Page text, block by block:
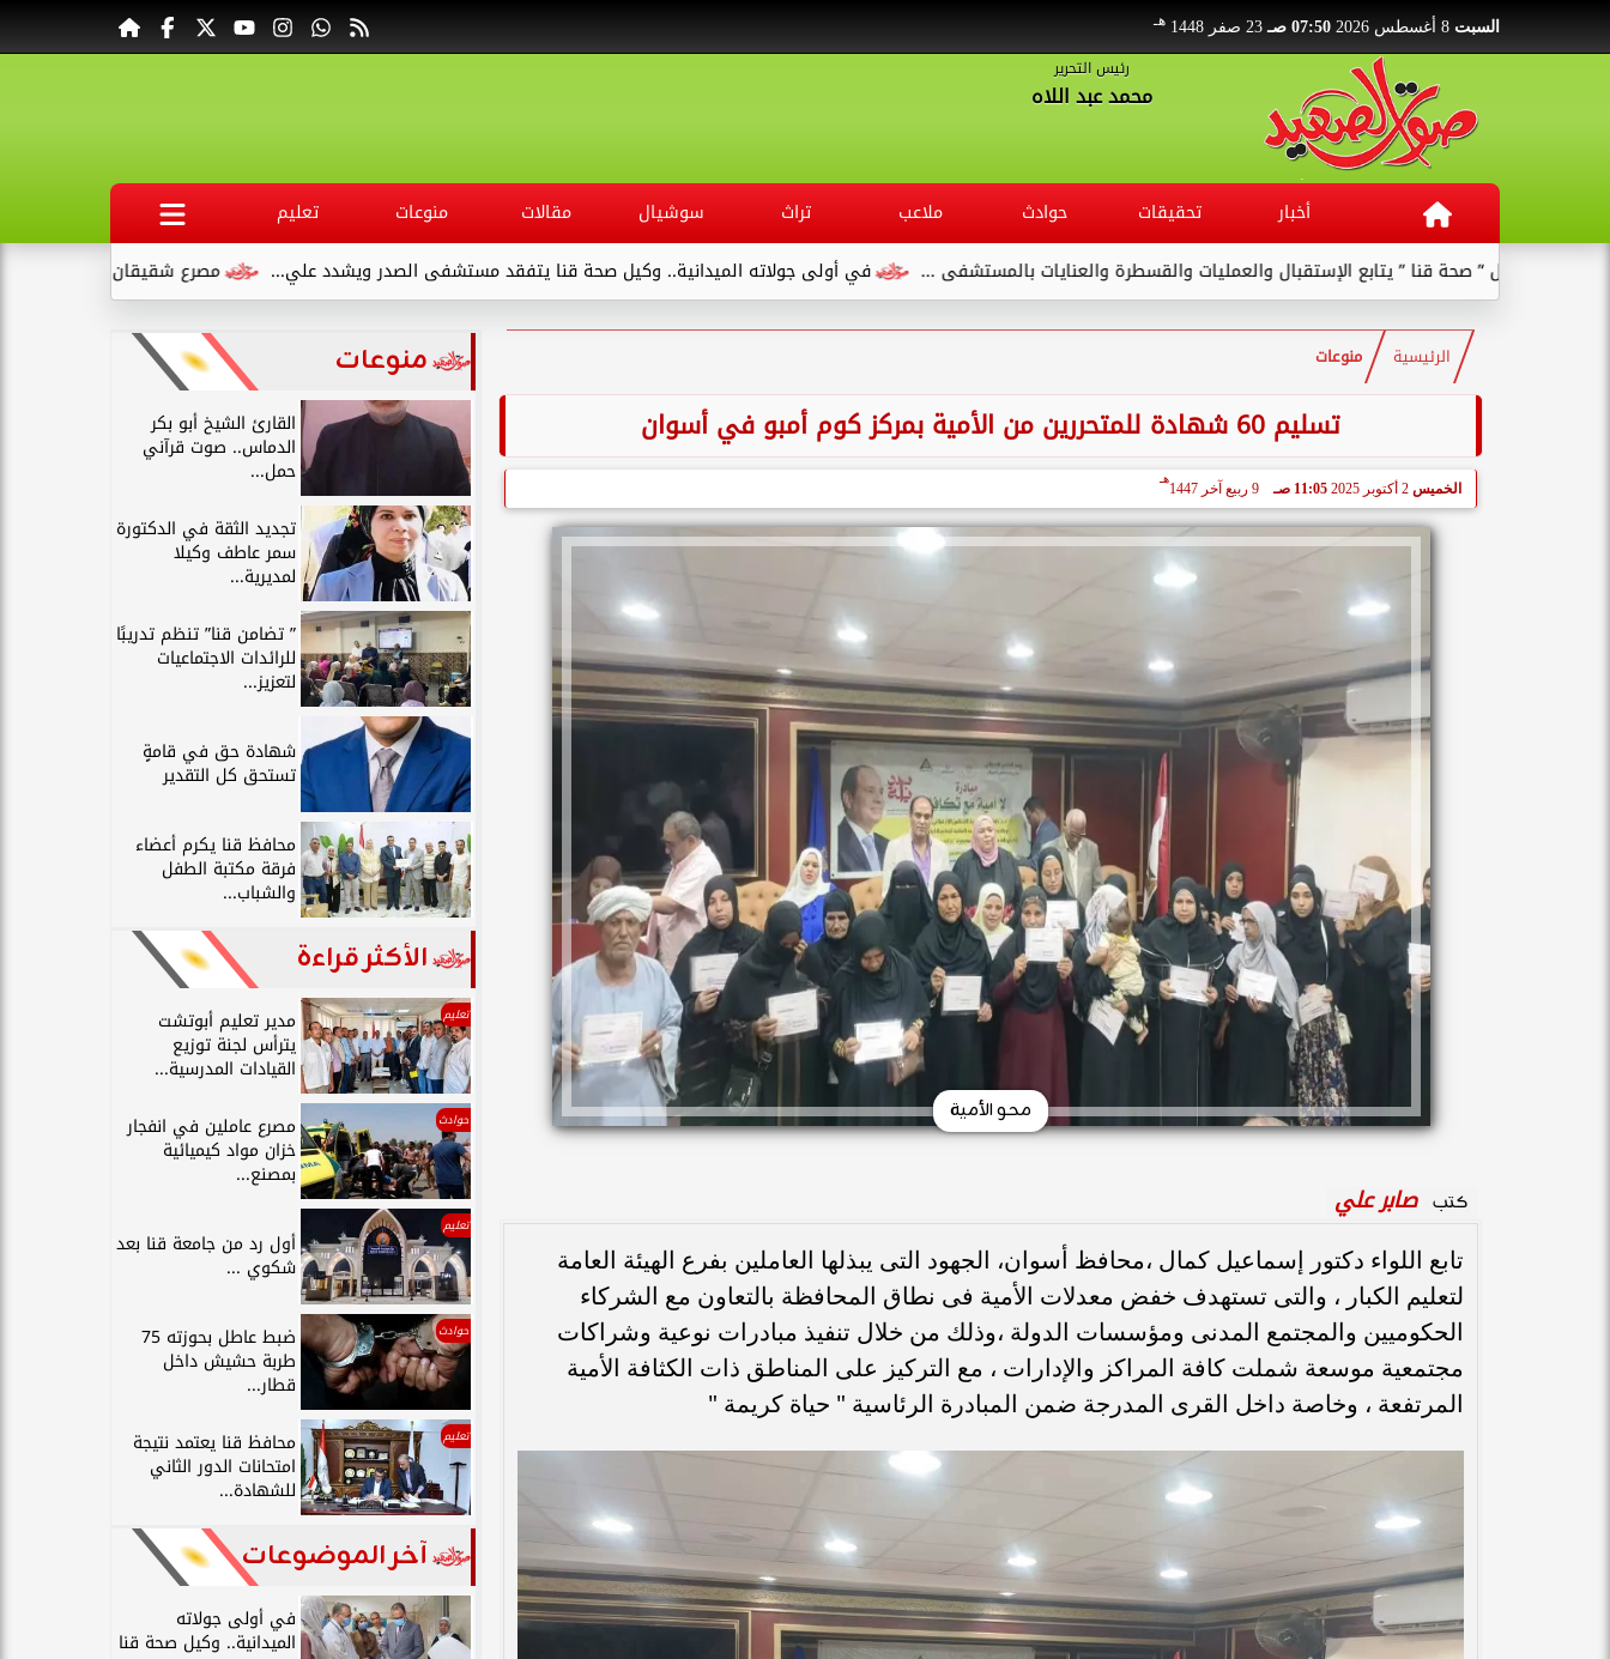
السبت 07:50 صـ 23 صفر 1448 هـ
رئيس التحرير
محمد عبد اللاه
أخبار تحقيقات حوادث ملاعب تراث سوشيال مقالات منوعات
تعليم
مصرع شقيقان وإصابة طفلين في انقلاب
في أولى جولاته الميدانية.. وكيل صحة قنا يتفقد مستشفى الصدر ويشدد علي... قنا ” يتابع الإستقبال والعمليات والقسطرة والعنايات بالمستشفى ...
الرئيسية منوعات
تسليم 60 شهادة للمتحررين من الأمية بمركز كوم أمبو في أسوان
الخميس 2 أكتوبر 2025 11:05 صـ 9 ربيع آخر 1447
هـ
محو الأمية
كتب صابر علي
تابع اللواء دكتور إسماعيل كمال ،محافظ أسوان، الجهود التى يبذلها العاملين بفرع الهيئة العامة
لتعليم الكبار ، والتى تستهدف خفض معدلات الأمية فى نطاق المحافظة بالتعاون مع الشركاء
الحكوميين والمجتمع المدنى ومؤسسات الدولة ،وذلك من خلال تنفيذ مبادرات نوعية وشراكات
مجتمعية موسعة شملت كافة المراكز والإدارات ، مع التركيز على المناطق ذات الكثافة الأمية
المرتفعة ، وخاصة داخل القرى المدرجة ضمن المبادرة الرئاسية " حياة كريمة "
منوعات
القارئ الشيخ أبو بكر
الدماس.. صوت قرآني
حمل...
تجديد الثقة في الدكتورة
سمر عاطف وكيلا
لمديرية...
” تضامن قنا” تنظم تدريبًا
للرائدات الاجتماعيات
لتعزيز...
شهادة حق في قامةٍ
تستحق كل التقدير
محافظ قنا يكرم أعضاء
فرقة مكتبة الطفل
والشباب...
الأكثر قراءة
تعليم مدير تعليم أبوتشت
يترأس لجنة توزيع
القيادات المدرسية...
حوادث مصرع عاملين في انفجار
خزان مواد كيميائية
بمصنع...
تعليم
أول رد من جامعة قنا بعد
شكوي ...
حوادث ضبط عاطل بحوزته 75
طربة حشيش داخل
قطار...
تعليم محافظ قنا يعتمد نتيجة
امتحانات الدور الثاني
للشهادة...
آخر الموضوعات
في أولى جولاته
الميدانية.. وكيل صحة قنا